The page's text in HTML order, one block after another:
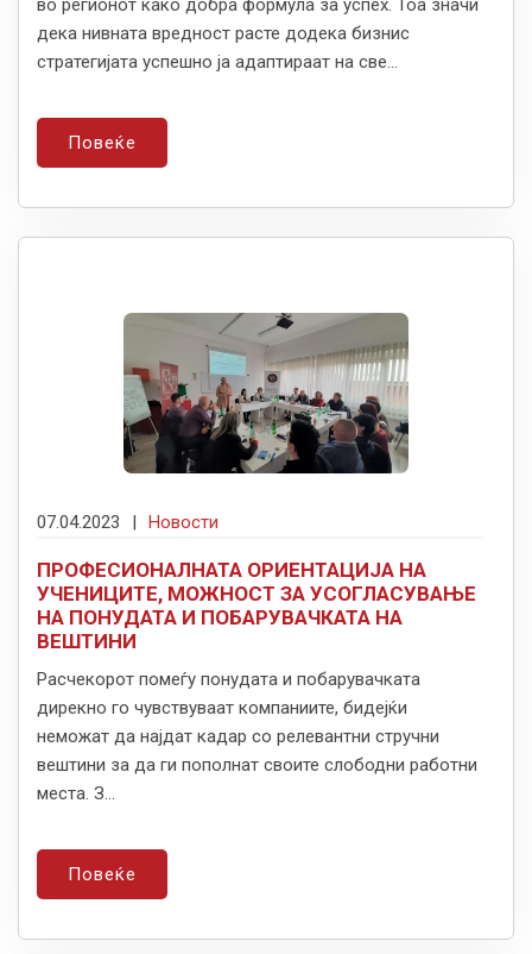
во регионот како добра формула за успех. Тоа значи
дека нивната вредност расте додека бизнис
стратегијата успешно ја адаптираат на све...
Повеќе
07.04.2023 Новости
ПРОФЕСИОНАЛНАТА ОРИЕНТАЦИЈА НА
УЧЕНИЦИТЕ, МОЖНОСТ ЗА УСОГЛАСУВАЊЕ
НА ПОНУДАТА И ПОБАРУВАЧКАТА НА
ВЕШТИНИ
Расчекорот помеѓу понудата и побарувачката
дирекно го чувствуваат компаниите, бидејќи
неможат да најдат кадар со релевантни стручни
вештини за да ги пополнат своите слободни работни
места. З...
Повеќе